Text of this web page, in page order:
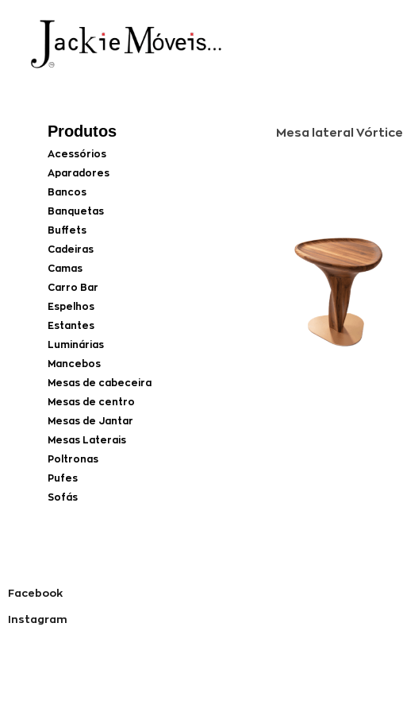
Produtos
Acessórios
Aparadores
Bancos
Banquetas
Buffets
Cadeiras
Camas
Carro Bar
Espelhos
Estantes
Luminárias
Mancebos
Mesas de cabeceira
Mesas de centro
Mesas de Jantar
Mesas Laterais
Poltronas
Pufes
Sofás
Mesa lateral Vórtice
Facebook
Instagram